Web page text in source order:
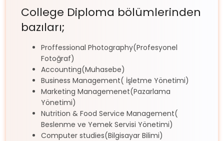
College Diploma bölümlerinden
bazıları;
Proffessional Photography(Profesyonel
Fotoğraf)
Accounting(Muhasebe)
Business Management( İşletme Yönetimi)
Marketing Managemenet(Pazarlama
Yönetimi)
Nutrition & Food Service Management(
Beslenme ve Yemek Servisi Yönetimi)
Computer studies(Bilgisayar Bilimi)